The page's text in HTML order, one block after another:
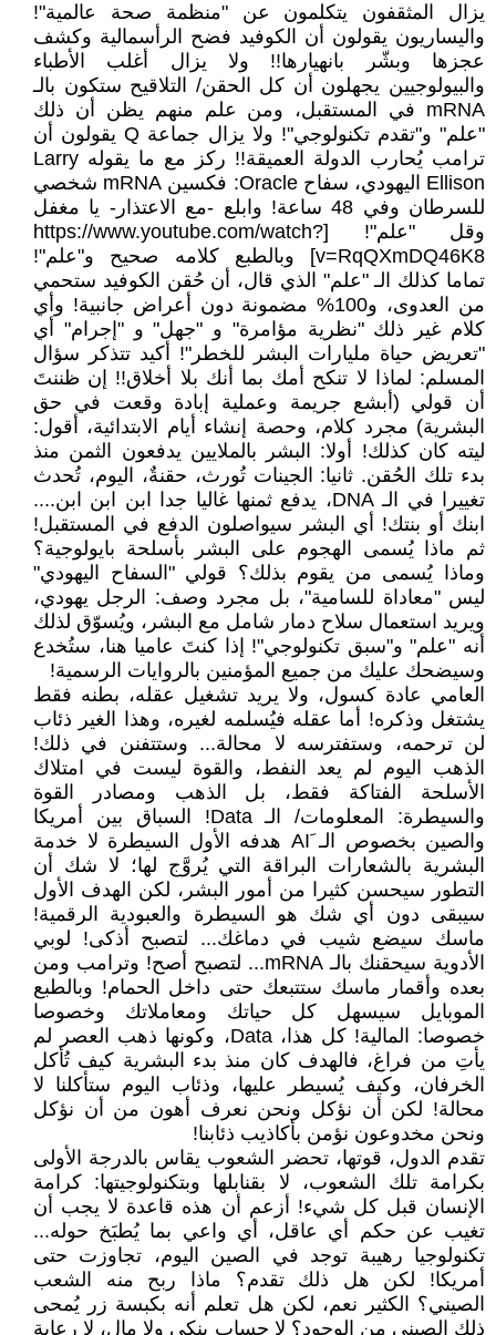
يزال المثقفون يتكلمون عن "منظمة صحة عالمية"!
واليساريون يقولون أن الكوفيد فضح الرأسمالية وكشف
عجزها وبشّر بانهيارها!! ولا يزال أغلب الأطباء
والبيولوجيين يجهلون أن كل الحقن/ التلاقيح ستكون بالـ
mRNA في المستقبل، ومن علم منهم يظن أن ذلك
"علم" و"تقدم تكنولوجي"! ولا يزال جماعة Q يقولون أن
ترامب يُحارب الدولة العميقة!! ركز مع ما يقوله Larry
Ellison اليهودي، سفاح Oracle: فكسين mRNA شخصي
للسرطان وفي 48 ساعة! وابلع -مع الاعتذار- يا مغفل
وقل "علم"! [https://www.youtube.com/watch?
v=RqQXmDQ46K8] وبالطبع كلامه صحيح و"علم"!
تماما كذلك الـ "علم" الذي قال، أن حُقن الكوفيد ستحمي
من العدوى، و100% مضمونة دون أعراض جانبية! وأي
كلام غير ذلك "نظرية مؤامرة" و "جهل" و "إجرام" أي
"تعريض حياة مليارات البشر للخطر"! أكيد تتذكر سؤال
المسلم: لماذا لا تنكح أمك بما أنك بلا أخلاق!! إن ظننتَ
أن قولي (أبشع جريمة وعملية إبادة وقعت في حق
البشرية) مجرد كلام، وحصة إنشاء أيام الابتدائية، أقول:
ليته كان كذلك! أولا: البشر بالملايين يدفعون الثمن منذ
بدء تلك الحُقن. ثانيا: الجينات تُورث، حقنةٌ، اليوم، تُحدث
تغييرا في الـ DNA، يدفع ثمنها غاليا جدا ابن ابن ابن....
ابنك أو بنتك! أي البشر سيواصلون الدفع في المستقبل!
ثم ماذا يُسمى الهجوم على البشر بأسلحة بايولوجية؟
وماذا يُسمى من يقوم بذلك؟ قولي "السفاح اليهودي"
ليس "معاداة للسامية"، بل مجرد وصف: الرجل يهودي،
ويريد استعمال سلاح دمار شامل مع البشر، ويُسوّق لذلك
أنه "علم" و"سبق تكنولوجي"! إذا كنتَ عاميا هنا، ستُخدع
وسيضحك عليك من جميع المؤمنين بالروايات الرسمية!
العامي عادة كسول، ولا يريد تشغيل عقله، بطنه فقط
يشتغل وذكره! أما عقله فيُسلمه لغيره، وهذا الغير ذئاب
لن ترحمه، وستفترسه لا محالة... وستتفنن في ذلك!
الذهب اليوم لم يعد النفط، والقوة ليست في امتلاك
الأسلحة الفتاكة فقط، بل الذهب ومصادر القوة
والسيطرة: المعلومات/ الـ Data! السباق بين أمريكا
والصين بخصوص الـ َAI هدفه الأول السيطرة لا خدمة
البشرية بالشعارات البراقة التي يُروَّج لها؛ لا شك أن
التطور سيحسن كثيرا من أمور البشر، لكن الهدف الأول
سيبقى دون أي شك هو السيطرة والعبودية الرقمية!
ماسك سيضع شيب في دماغك... لتصبح أذكى! لوبي
الأدوية سيحقنك بالـ mRNA... لتصبح أصح! وترامب ومن
بعده وأقمار ماسك ستتبعك حتى داخل الحمام! وبالطبع
الموبايل سيسهل كل حياتك ومعاملاتك وخصوصا
خصوصا: المالية! كل هذا، Data، وكونها ذهب العصر لم
يأتِ من فراغ، فالهدف كان منذ بدء البشرية كيف تُأكل
الخرفان، وكيف يُسيطر عليها، وذئاب اليوم ستأكلنا لا
محالة! لكن أن نؤكل ونحن نعرف أهون من أن نؤكل
ونحن مخدوعون نؤمن بأكاذيب ذئابنا!
تقدم الدول، قوتها، تحضر الشعوب يقاس بالدرجة الأولى
بكرامة تلك الشعوب، لا بقنابلها وبتكنولوجيتها: كرامة
الإنسان قبل كل شيء! أزعم أن هذه قاعدة لا يجب أن
تغيب عن حكم أي عاقل، أي واعي بما يُطبَخ حوله...
تكنولوجيا رهيبة توجد في الصين اليوم، تجاوزت حتى
أمريكا! لكن هل ذلك تقدم؟ ماذا ربح منه الشعب
الصيني؟ الكثير نعم، لكن هل تعلم أنه بكبسة زر يُمحى
ذلك الصيني من الوجود؟ لا حساب بنكي ولا مال، لا رعاية